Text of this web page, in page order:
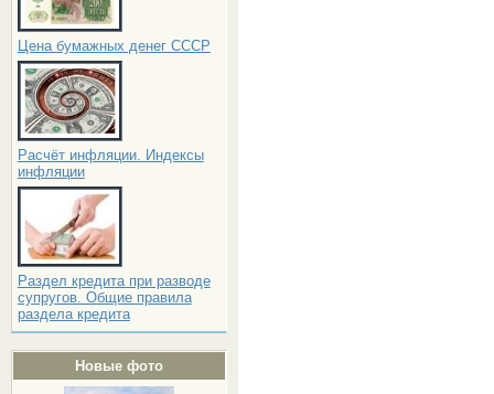
Цена бумажных денег СССР
Расчёт инфляции. Индексы
инфляции
Раздел кредита при разводе
супругов. Общие правила
раздела кредита
Новые фото